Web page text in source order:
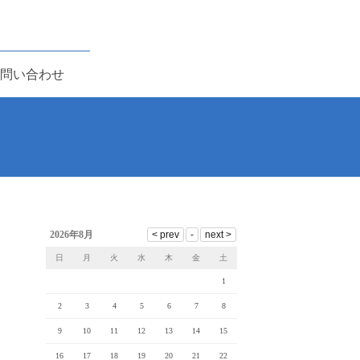
い合わせ
2026年8月
日 月 火 水 木 金 土
1
2 3 4 5 6 7 8
9 10 11 12 13 14 15
16 17 18 19 20 21 22